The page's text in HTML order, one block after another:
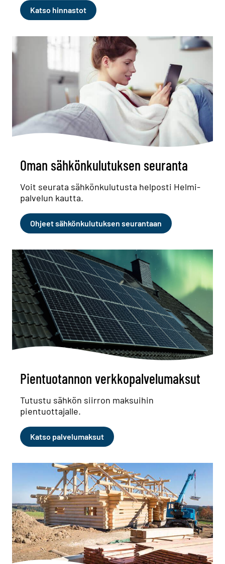
Katso hinnastot
Oman sähkönkulutuksen seuranta
Voit seurata sähkönkulutusta helposti Helmi-
palvelun kautta.
Ohjeet sähkönkulutuksen seurantaan
Pientuotannon verkkopalvelumaksut
Tutustu sähkön siirron maksuihin
pientuottajalle.
Katso palvelumaksut